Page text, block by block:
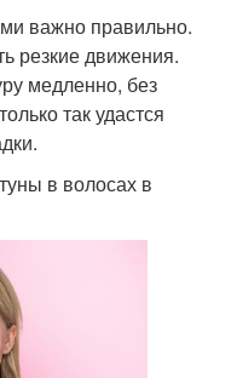
важно правильно.
резкие движения.
медленно, без
так удастся
в волосах в